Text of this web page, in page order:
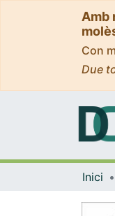
Amb
Con
Due
Inici